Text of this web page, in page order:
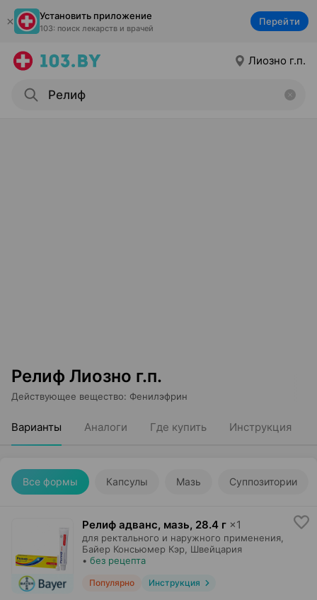
Установить приложение
103: поиск лекарств и врачей
Перейти
Лиозно г.п.
Релиф Лиозно г.п.
Действующее вещество: Фенилэфрин
Варианты Аналоги Где купить Инструкция
Все формы Капсулы Мазь Суппозитории
Релиф адванс, мазь, 28.4 г ×1
для ректального и наружного применения,
Байер Консьюмер Кэр , Швейцария
• без рецепта
Популярно Инструкция